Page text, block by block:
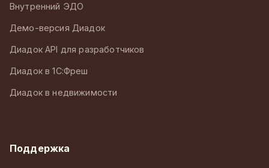
Внутренний ЭДО
Демо-версия Диадок
Диадок API для разработчиков
Диадок в 1С:Фреш
Диадок в недвижимости
Поддержка